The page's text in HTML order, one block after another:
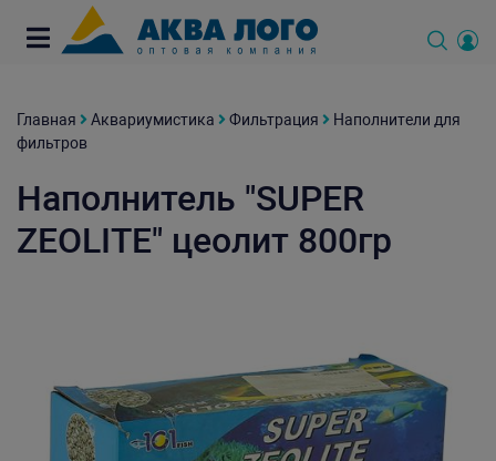
Главная Аквариумистика Фильтрация
Наполнители для
фильтров
Наполнитель "SUPER
ZEOLITE" цеолит 800гр